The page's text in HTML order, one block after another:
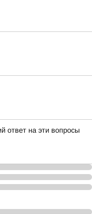
ответ на эти вопросы